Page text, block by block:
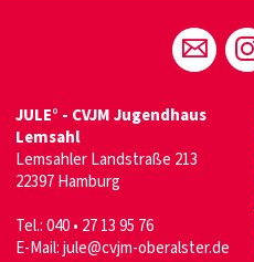
JULE° - CVJM Jugendhaus
Lemsahl
Lemsahler Landstraße 213
22397 Hamburg
Tel.: 040 • 27 13 95 76
E-Mail:jule@cvjm-oberalster.de